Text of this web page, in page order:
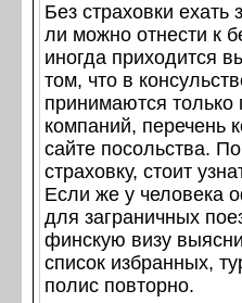
Без страховки
ли можно отнести к
иногда приходится
том, что в
принимаются только
компаний, перечень
сайте посольства.
страховку, стоит
Если же у человека
для заграничных
финскую визу
список избранных,
полис повторно.